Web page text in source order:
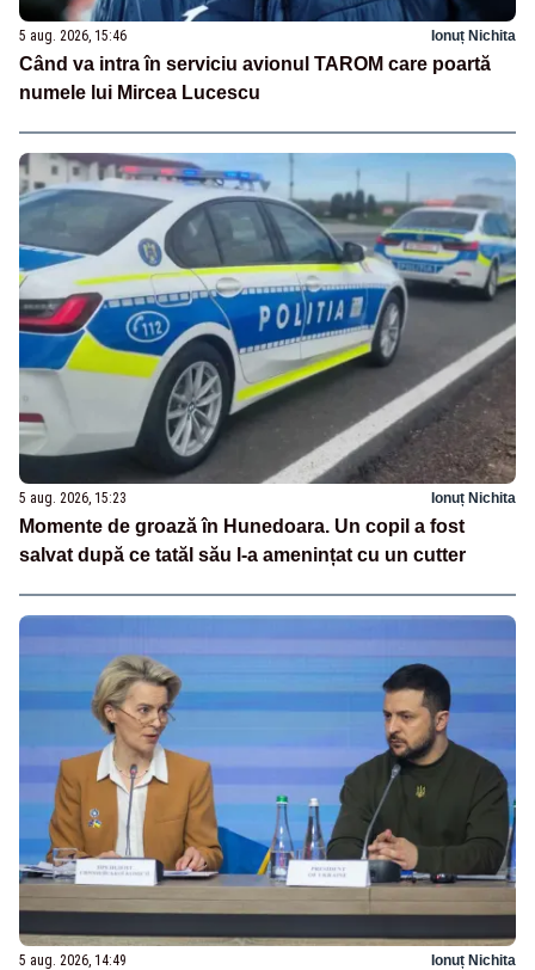
5 aug. 2026, 15:46 Ionuț Nichita
Când va intra în serviciu avionul TAROM care poartă
numele lui Mircea Lucescu
5 aug. 2026, 15:23 Ionuț Nichita
Momente de groază în Hunedoara. Un copil a fost
salvat după ce tatăl său l-a amenințat cu un cutter
5 aug. 2026, 14:49 Ionuț Nichita